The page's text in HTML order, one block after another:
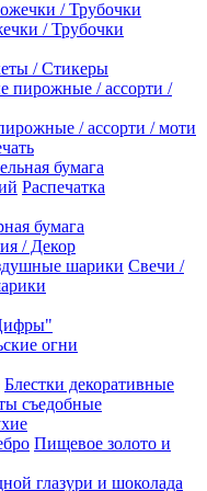
/ Трубочки
/ Стикеры
/ ассорти / моти
бумага
Распечатка
бумага
/ Декор
Свечи /
огни
Блестки декоративные
съедобные
Пищевое золото и